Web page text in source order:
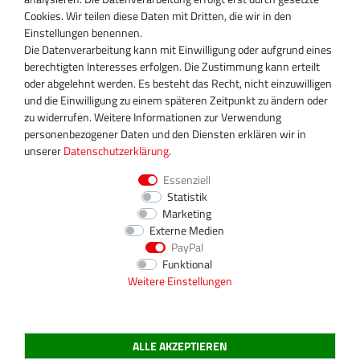
+49 30 340 606 740
+49 30 340 606 740
+49 30 340 606 745
info@turboservice24.de
Aktuelle Öffnungszeiten
Mo-Fr: 08:00 Uhr - 18:00 Uhr
Sa: geschlossen
Cookies. Wir teilen diese Daten mit Dritten, die wir in den
Einstellungen benennen.
Die Datenverarbeitung kann mit Einwilligung oder aufgrund eines
berechtigten Interesses erfolgen. Die Zustimmung kann erteilt
oder abgelehnt werden. Es besteht das Recht, nicht einzuwilligen
und die Einwilligung zu einem späteren Zeitpunkt zu ändern oder
zu widerrufen. Weitere Informationen zur Verwendung
personenbezogener Daten und den Diensten erklären wir in
unsererDaten­schutz­erklärung.
Essenziell
Statistik
Marketing
Externe Medien
PayPal
Funktional
Weitere Einstellungen
ALLE AKZEPTIEREN